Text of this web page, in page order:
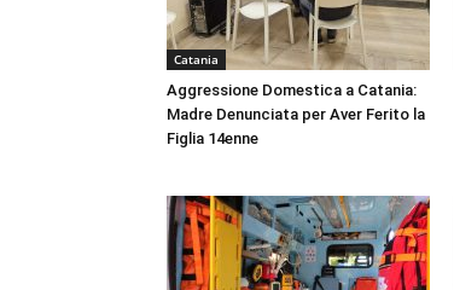
Catania
Aggressione Domestica a Catania:
Madre Denunciata per Aver Ferito la
Figlia 14enne